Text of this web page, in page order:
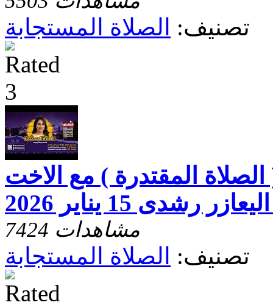
تصنيف: الصلاة المستجابة
المقتدرة ) مع الاخت
15 يناير 2026
7424 مشاهدات
تصنيف: الصلاة المستجابة